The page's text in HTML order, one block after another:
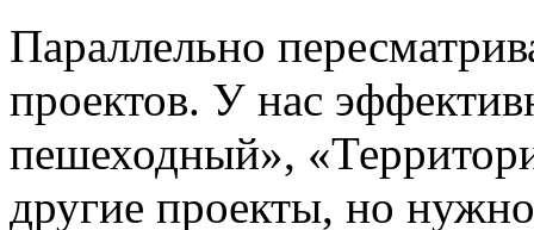
Параллельно
проектов. У нас
пешеходный»,
другие проекты, но